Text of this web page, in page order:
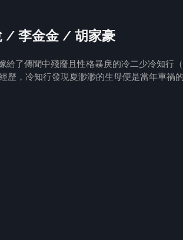
/ 李金金 / 胡家豪
給了傳聞中殘廢且性格暴戾的冷二少冷知行
歷，冷知行發現夏渺渺的生母便是當年車禍